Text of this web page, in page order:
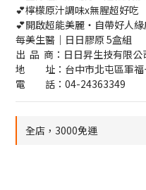
💕檸檬原汁調味x無腥超好吃
💕開啟超能美麗‧自帶好人
每美生醫｜日日膠原 5盒組
出  品  商：日日昇生技有限公
地　　址：台中市北屯區軍
電　　話：04-24363349
全店，3000免運